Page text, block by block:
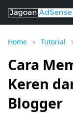
Home Tutorial
Cara
Keren
Blogger